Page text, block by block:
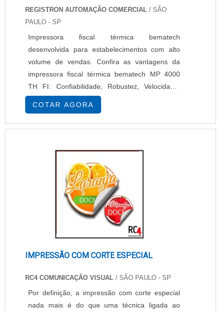
REGISTRON AUTOMAÇÃO COMERCIAL / SÃO
PAULO - SP
Impressora fiscal térmica bematech
desenvolvida para estabelecimentos com alto
volume de vendas. Confira as vantagens da
impressora fiscal térmica bematech MP 4000
TH FI: Confiabilidade, Robustez, Velocidade,
Longevidade, Diferencial tecnológico
mecanismo e base fiscal independentes: o
exclusivo sistema de modularidade de base
prestação de serviços ao varejista. A
COTAR AGORA
IMPRESSÃO COM CORTE ESPECIAL
RC4 COMUNICAÇÃO VISUAL / SÃO PAULO - SP
Por definição, a impressão com corte especial
nada mais é do que uma técnica ligada ao